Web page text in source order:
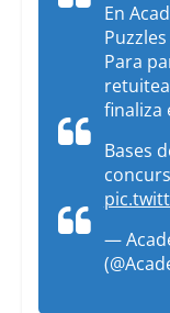
En
Para
finaliza
Bases
—